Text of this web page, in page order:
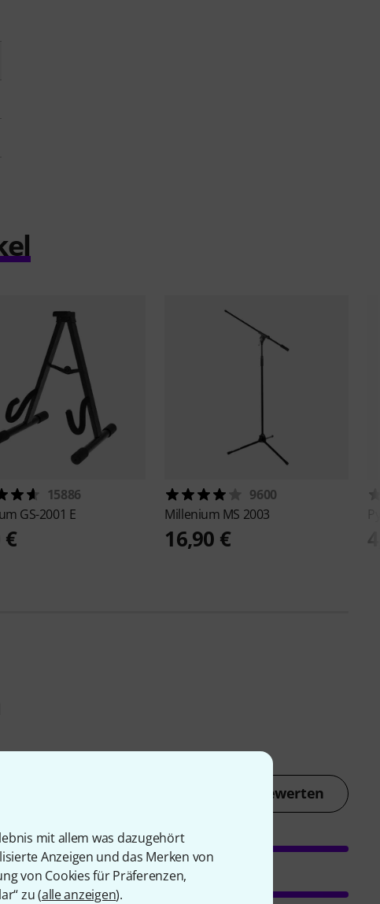
mit allem was dazugehört
Anzeigen und das Merken von
von Cookies für Präferenzen,
zu (alle anzeigen).
15886
GS-2001 E
€
9600
Millenium MS 2003
16,90 €
Jetzt bewerten